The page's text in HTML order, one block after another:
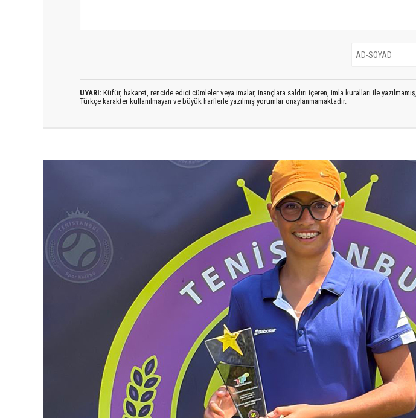
UYARI: Küfür, hakaret, rencide edici cümleler veya imalar, inançlara saldırı içeren, imla kuralları ile yazılmamış,
Türkçe karakter kullanılmayan ve büyük harflerle yazılmış yorumlar onaylanmamaktadır.